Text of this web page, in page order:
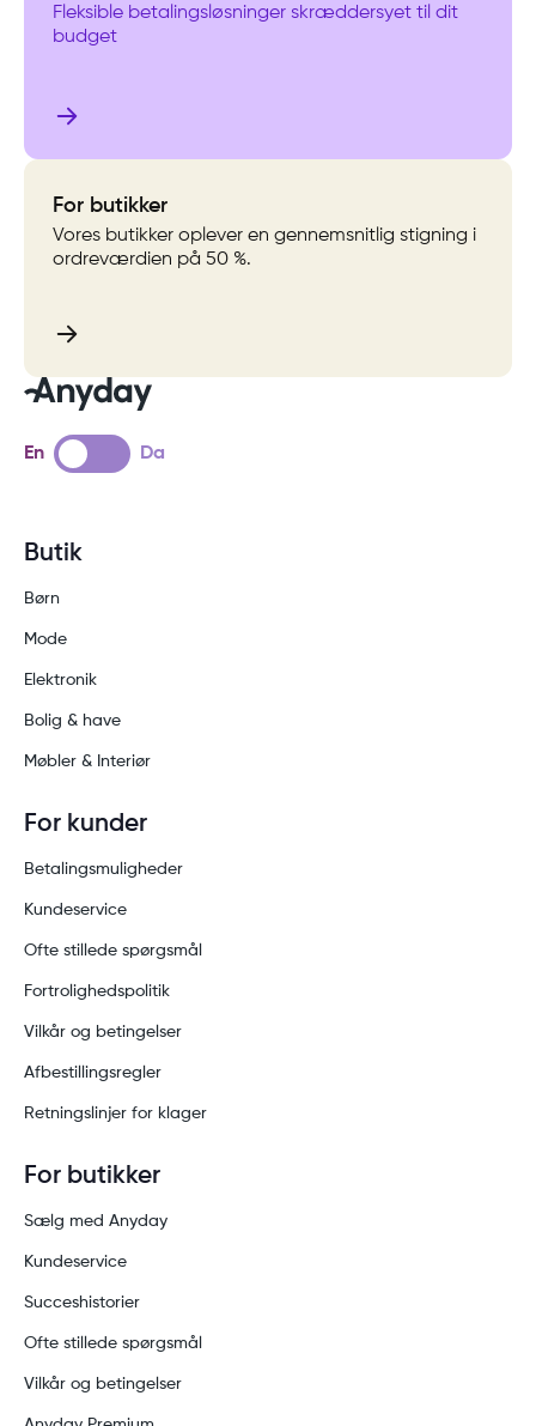
Fleksible betalingsløsninger skræddersyet til dit
budget
For butikker
Vores butikker oplever en gennemsnitlig stigning i
ordreværdien på 50 %.
En Da
Butik
Børn
Mode
Elektronik
Bolig & have
Møbler & Interiør
For kunder
Betalingsmuligheder
Kundeservice
Ofte stillede spørgsmål
Fortrolighedspolitik
Vilkår og betingelser
Afbestillingsregler
Retningslinjer for klager
For butikker
Sælg med Anyday
Kundeservice
Succeshistorier
Ofte stillede spørgsmål
Vilkår og betingelser